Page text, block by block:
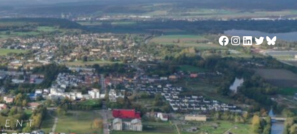
Facebook
Instagram
LinkedIn
Twitter